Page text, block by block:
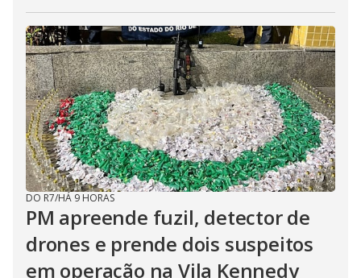
DO R7/HÁ 9 HORAS
PM apreende fuzil, detector de
drones e prende dois suspeitos
em operação na Vila Kennedy